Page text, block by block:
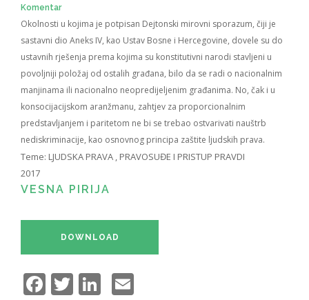
Komentar
Okolnosti u kojima je potpisan Dejtonski mirovni sporazum, čiji je
sastavni dio Aneks IV, kao Ustav Bosne i Hercegovine, dovele su do
ustavnih rješenja prema kojima su konstitutivni narodi stavljeni u
povoljniji položaj od ostalih građana, bilo da se radi o nacionalnim
manjinama ili nacionalno neopredijeljenim građanima. No, čak i u
konsocijacijskom aranžmanu, zahtjev za proporcionalnim
predstavljanjem i paritetom ne bi se trebao ostvarivati nauštrb
nediskriminacije, kao osnovnog principa zaštite ljudskih prava.
Teme: LJUDSKA PRAVA , PRAVOSUĐE I PRISTUP PRAVDI
2017
VESNA PIRIJA
DOWNLOAD
Facebook
TwitterLinkedIn